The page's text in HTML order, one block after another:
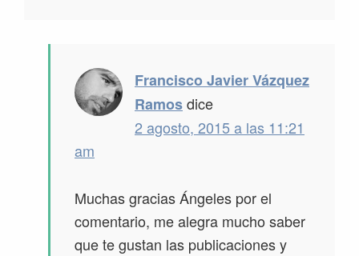
Francisco Javier Vázquez
Ramosdice
2 agosto, 2015 a las 11:21
am
Muchas gracias Ángeles por el
comentario, me alegra mucho saber
que te gustan las publicaciones y